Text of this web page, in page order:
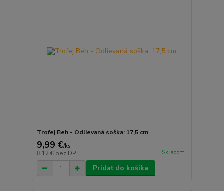
Trofej Beh - Odlievaná soška: 17,5 cm
9,99 €/ks
8,12 € bez DPH Skladom
Pridať do košíka